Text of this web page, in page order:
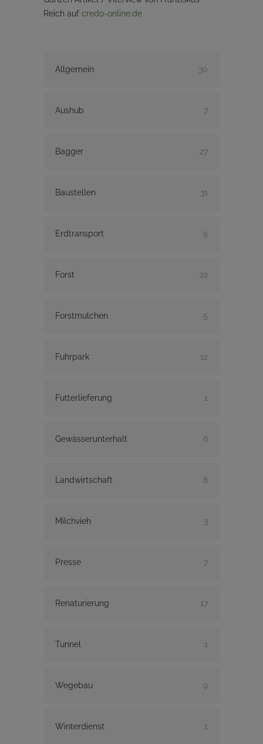
Reich auf credo-online.de
Allgemein 30
Aushub 7
Bagger 27
Baustellen 31
Erdtransport 5
Forst 22
Forstmulchen 5
Fuhrpark 12
Futterlieferung 1
Gewässerunterhalt 6
Landwirtschaft 8
Milchvieh 3
Presse 7
Renaturierung 17
Tunnel 1
Wegebau 9
Winterdienst 1